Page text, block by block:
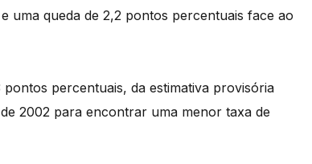
uma queda de 2,2 pontos percentuais face ao
percentuais, da estimativa provisória
2002 para encontrar uma menor taxa de